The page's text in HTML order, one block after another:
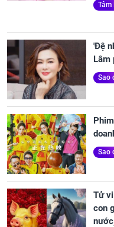
Tâm
'Đệ
Lâm
Sao
Sao
Tử
con